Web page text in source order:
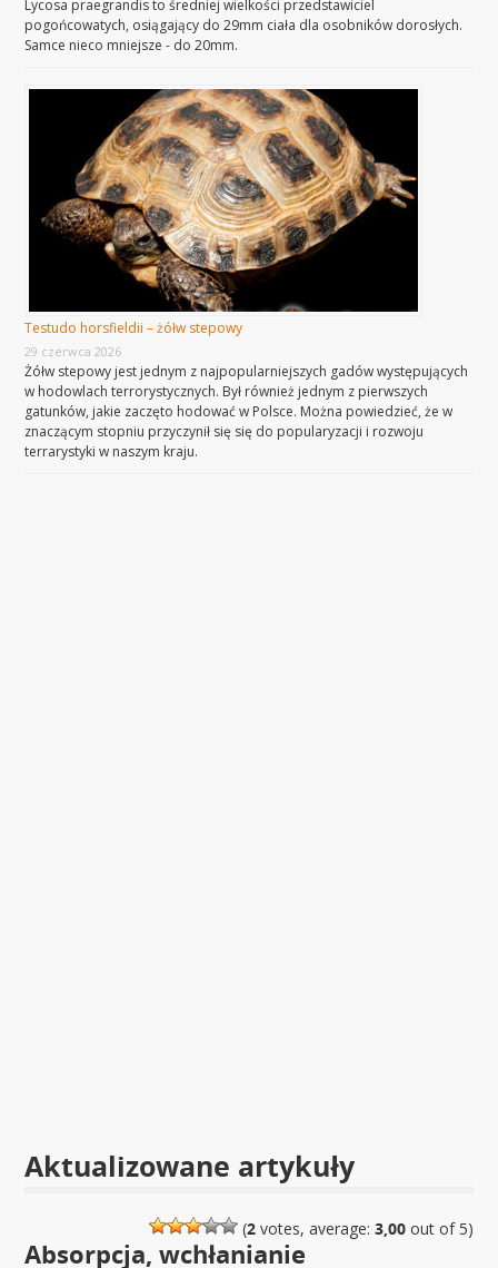
Lycosa praegrandis to średniej wielkości przedstawiciel
pogońcowatych, osiągający do 29mm ciała dla osobników dorosłych.
Samce nieco mniejsze - do 20mm.
Testudo horsfieldii – żółw stepowy
29 czerwca 2026
Żółw stepowy jest jednym z najpopularniejszych gadów występujących
w hodowlach terrorystycznych. Był również jednym z pierwszych
gatunków, jakie zaczęto hodować w Polsce. Można powiedzieć, że w
znaczącym stopniu przyczynił się się do popularyzacji i rozwoju
terrarystyki w naszym kraju.
Aktualizowane artykuły
(2votes, average: 3,00out of 5)
Absorpcja, wchłanianie